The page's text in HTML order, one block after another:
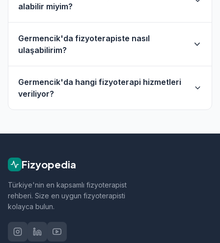
alabilir miyim?
hizmeti sunan fizyoterapistler bulunmaktadır.
Evde hizmet filtresini kullanarak bu
fizyoterapistleri bulabilirsiniz.
Germencik'da fizyoterapiste nasıl
ulaşabilirim?
sayfasından telefon veya WhatsApp ile
doğrudan iletişime geçebilirsiniz.
Germencik'da hangi fizyoterapi hizmetleri
veriliyor?
Fizyopedia
Türkiye'nin en kapsamlı fizyoterapist
rehberi. Size en uygun fizyoterapisti
kolayca bulun.